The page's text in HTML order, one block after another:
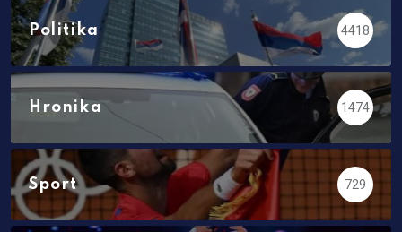
Politika 4418
Hronika 1474
Sport 729